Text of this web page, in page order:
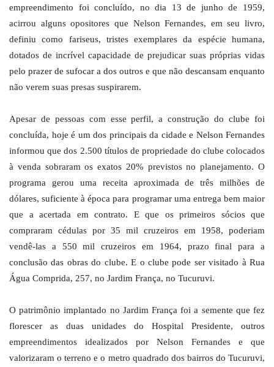
empreendimento foi concluído, no dia 13 de junho de 1959,
acirrou alguns opositores que Nelson Fernandes, em seu livro,
definiu como fariseus, tristes exemplares da espécie humana,
dotados de incrível capacidade de prejudicar suas próprias vidas
pelo prazer de sufocar a dos outros e que não descansam enquanto
não verem suas presas suspirarem.
Apesar de pessoas com esse perfil, a construção do clube foi
concluída, hoje é um dos principais da cidade e Nelson Fernandes
informou que dos 2.500 títulos de propriedade do clube colocados
à venda sobraram os exatos 20% previstos no planejamento. O
programa gerou uma receita aproximada de três milhões de
dólares, suficiente à época para programar uma entrega bem maior
que a acertada em contrato. E que os primeiros sócios que
compraram cédulas por 35 mil cruzeiros em 1958, poderiam
vendê-las a 550 mil cruzeiros em 1964, prazo final para a
conclusão das obras do clube. E o clube pode ser visitado à Rua
Água Comprida, 257, no Jardim França, no Tucuruvi.
O patrimônio implantado no Jardim França foi a semente que fez
florescer as duas unidades do Hospital Presidente, outros
empreendimentos idealizados por Nelson Fernandes e que
valorizaram o terreno e o metro quadrado dos bairros do Tucuruvi,